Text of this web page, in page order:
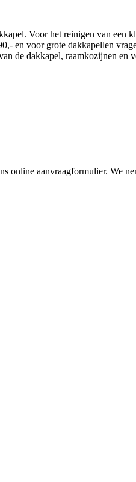
Voor het reinigen van een
en voor grote dakkapellen
de dakkapel, raamkozijnen en
online aanvraagformulier. We